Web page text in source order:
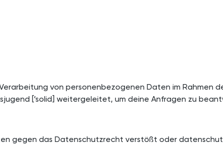
von personenbezogenen Daten im Rahmen
[’solid] weitergeleitet, um deine Anfragen zu
gegen das Datenschutzrecht verstößt oder